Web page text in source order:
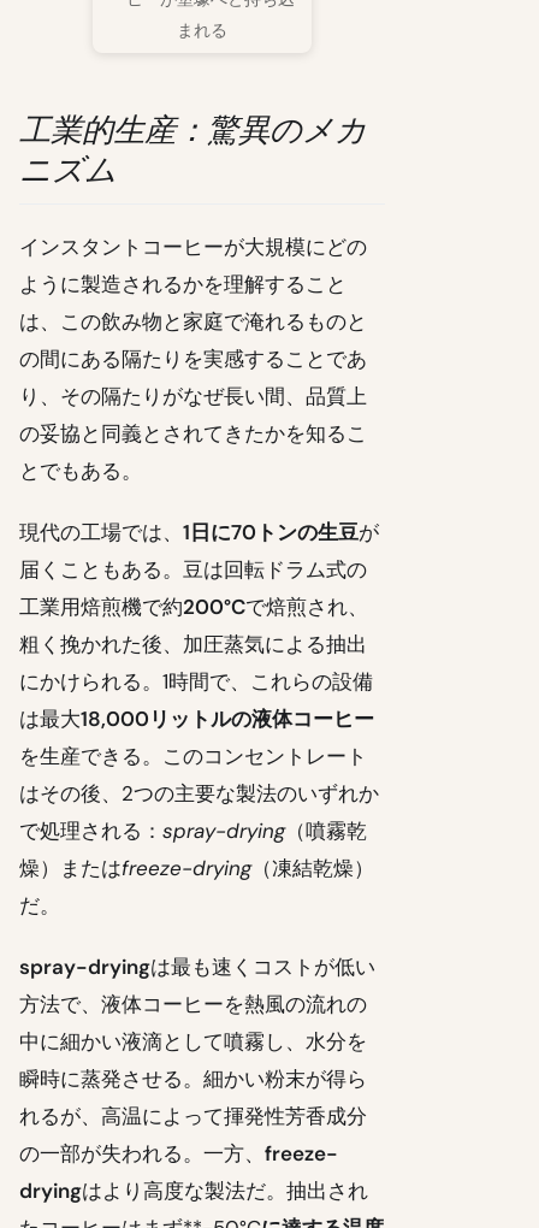
まれる
工業的生産：驚異のメカ
ニズム
インスタントコーヒーが大規模にどの
ように製造されるかを理解すること
は、この飲み物と家庭で淹れるものと
の間にある隔たりを実感することであ
り、その隔たりがなぜ長い間、品質上
の妥協と同義とされてきたかを知るこ
とでもある。
現代の工場では、 1日に70トンの生豆が
届くこともある。豆は回転ドラム式の
工業用焙煎機で約200°Cで焙煎され、
粗く挽かれた後、加圧蒸気による抽出
にかけられる。1時間で、これらの設備
は最大18,000リットルの液体コーヒー
を生産できる。このコンセントレート
はその後、2つの主要な製法のいずれか
で処理される： spray-drying（噴霧乾
燥）またはfreeze-drying（凍結乾燥）
だ。
spray-dryingは最も速くコストが低い
方法で、液体コーヒーを熱風の流れの
中に細かい液滴として噴霧し、水分を
瞬時に蒸発させる。細かい粉末が得ら
れるが、高温によって揮発性芳香成分
の一部が失われる。一方、 freeze-
dryingはより高度な製法だ。抽出され